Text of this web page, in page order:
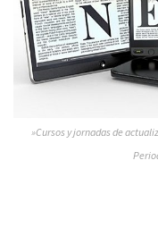
»Cursos y jornadas de